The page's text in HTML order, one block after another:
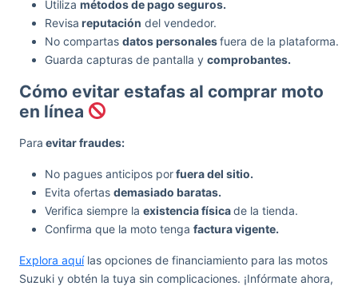
Utiliza métodos de pago seguros.
Revisa reputación del vendedor.
No compartas datos personalesfuera de la plataforma.
Guarda capturas de pantalla y comprobantes.
Cómo evitar estafas al comprar moto
en línea
Para evitar fraudes:
No pagues anticipos porfuera del sitio.
Evita ofertas demasiado baratas.
Verifica siempre la existencia físicade la tienda.
Confirma que la moto tenga factura vigente.
Explora aquílas opciones de financiamiento para las motos
Suzuki y obtén la tuya sin complicaciones. ¡Infórmate ahora,